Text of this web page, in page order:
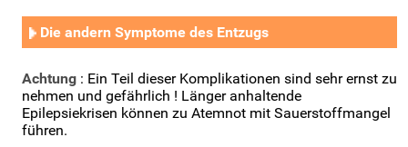
Die andern Symptome des Entzugs
Achtung : Ein Teil dieser Komplikationen sind sehr ernst zu
nehmen und gefährlich ! Länger anhaltende
Epilepsiekrisen können zu Atemnot mit Sauerstoffmangel
führen.